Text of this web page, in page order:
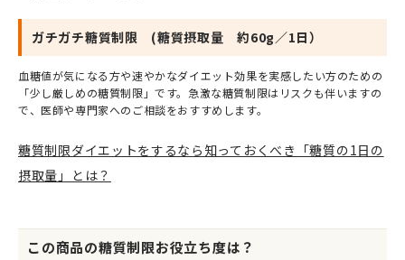
ガチガチ糖質制限 (糖質摂取量 約60g／1日）
血糖値が気になる方や速やかなダイエット効果を実感したい方のための
「少し厳しめの糖質制限」です。急激な糖質制限はリスクも伴いますの
で、医師や専門家へのご相談をおすすめします。
糖質制限ダイエットをするなら知っておくべき「糖質の1日の
摂取量」とは？
この商品の糖質制限お役立ち度は？